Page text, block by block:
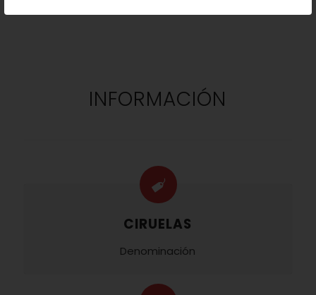
INFORMACIÓN
CIRUELAS
Denominación